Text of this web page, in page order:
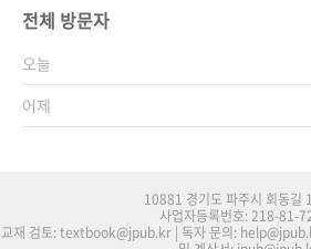
전체 방문자
오늘
어제
10881 경기도 파주시 회동길
사업자등록번호: 218-81-
교재 검토: textbook@jpub.kr | 독자 문의: